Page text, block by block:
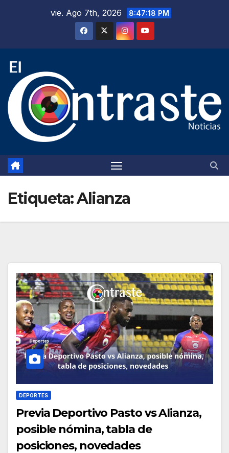
vie. Ago 7th, 2026 8:47:19 PM
Etiqueta:Alianza
DEPORTES
Previa Deportivo Pasto vs Alianza,
posible nómina, tabla de
posiciones, novedades